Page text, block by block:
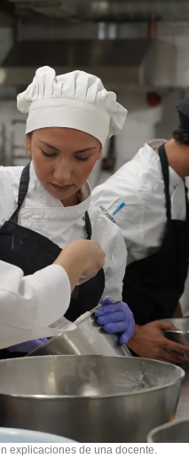
explicaciones de una docente.